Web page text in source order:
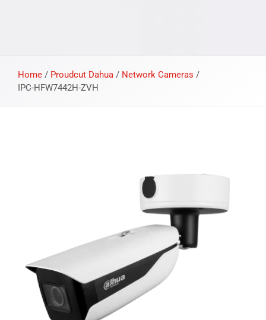
Home / Proudcut Dahua / Network Cameras /
IPC-HFW7442H-ZVH